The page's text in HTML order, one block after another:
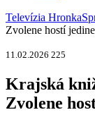
Televízia Hronka
Zvolene hostí
11.02.2026 225
Krajská
Zvolene